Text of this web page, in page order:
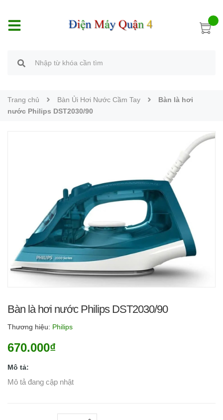
Trang chủ Bàn Ủi Hơi Nước Cầm Tay
Bàn là hơi
nước Philips DST2030/90
Bàn là hơi nước Philips DST2030/90
Thương hiệu: Philips
670.000₫
Mô tả:
Mô tả đang cập nhật